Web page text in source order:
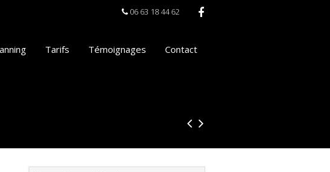
06 63 18 44 62
Tarifs Témoignages Contact